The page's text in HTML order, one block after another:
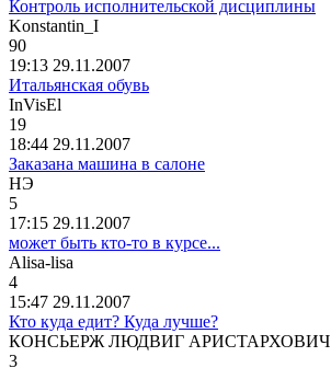
Контроль исполнительской дисциплины
Konstantin_I
90
19:13 29.11.2007
Итальянская обувь
InVisEl
19
18:44 29.11.2007
Заказана машина в салоне
НЭ
5
17:15 29.11.2007
может быть кто-то в курсе...
Alisa-lisa
4
15:47 29.11.2007
Кто куда едит? Куда лучше?
КОНСЬЕРЖ ЛЮДВИГ АРИСТАРХОВИЧ
3